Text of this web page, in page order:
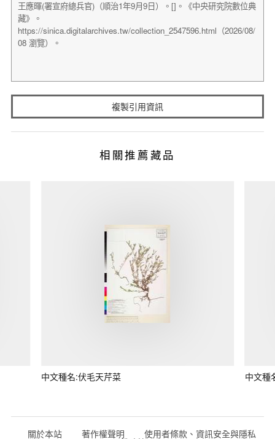
複製引用資訊
相關推薦藏品
中文種名:伏毛天芹菜 中文種
關於本站 著作權聲明 使用者條款、資訊安全與隱私